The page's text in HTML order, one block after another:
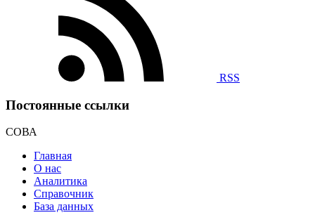
RSS
Постоянные ссылки
СОВА
Главная
О нас
Аналитика
Справочник
База данных